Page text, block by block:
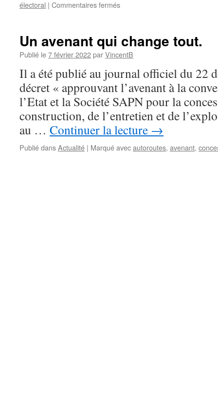
électoral | Commentaires fermés
programme
électoral
Hidalgo
Un avenant qui change tout.
Publié le7 février 2022parVincentB
Il a été publié au journal officiel du 22
décret « approuvant l’avenant à la
l’Etat et la Société SAPN pour la
construction, de l’entretien et de
au … Continuer la lecture →
Publié dansActualité | Marqué avecautoroutes, avenant,